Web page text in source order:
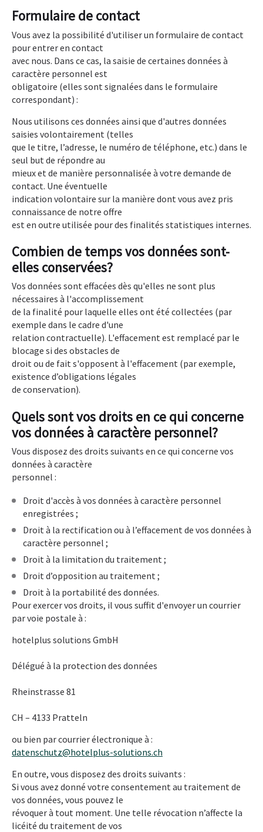
Formulaire de contact
Vous avez la possibilité d'utiliser un formulaire de contact
pour entrer en contact
avec nous. Dans ce cas, la saisie de certaines données à
caractère personnel est
obligatoire (elles sont signalées dans le formulaire
correspondant) :
Nous utilisons ces données ainsi que d'autres données
saisies volontairement (telles
que le titre, l’adresse, le numéro de téléphone, etc.) dans le
seul but de répondre au
mieux et de manière personnalisée à votre demande de
contact. Une éventuelle
indication volontaire sur la manière dont vous avez pris
connaissance de notre offre
est en outre utilisée pour des finalités statistiques internes.
Combien de temps vos données sont-
elles conservées?
Vos données sont effacées dès qu'elles ne sont plus
nécessaires à l'accomplissement
de la finalité pour laquelle elles ont été collectées (par
exemple dans le cadre d'une
relation contractuelle). L'effacement est remplacé par le
blocage si des obstacles de
droit ou de fait s'opposent à l'effacement (par exemple,
existence d’obligations légales
de conservation).
Quels sont vos droits en ce qui concerne
vos données à caractère personnel?
Vous disposez des droits suivants en ce qui concerne vos
données à caractère
personnel :
Droit d'accès à vos données à caractère personnel
enregistrées ;
Droit à la rectification ou à l’effacement de vos données à
caractère personnel ;
Droit à la limitation du traitement ;
Droit d’opposition au traitement ;
Droit à la portabilité des données.
Pour exercer vos droits, il vous suffit d'envoyer un courrier
par voie postale à :
hotelplus solutions GmbH
Délégué à la protection des données
Rheinstrasse 81
CH – 4133 Pratteln
ou bien par courrier électronique à :
datenschutz@hotelplus-solutions.ch
En outre, vous disposez des droits suivants :
Si vous avez donné votre consentement au traitement de
vos données, vous pouvez le
révoquer à tout moment. Une telle révocation n’affecte la
licéité du traitement de vos